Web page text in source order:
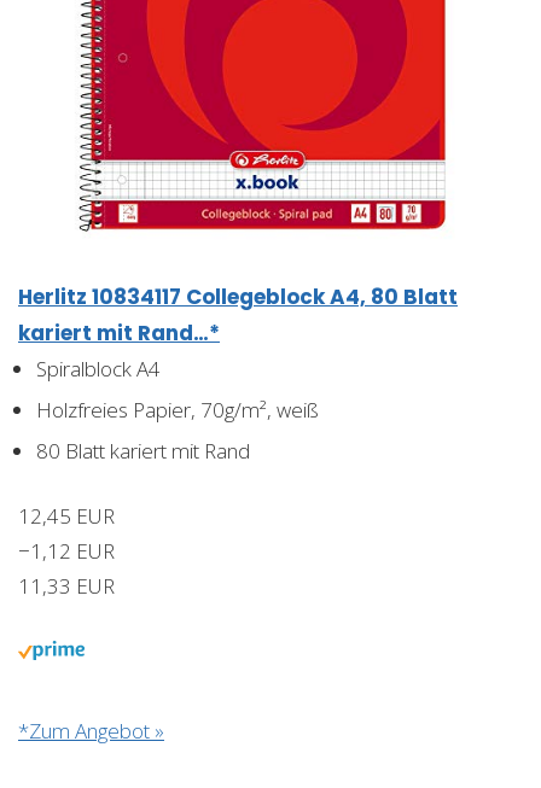
Herlitz 10834117 Collegeblock A4, 80 Blatt
kariert mit Rand…*
Spiralblock A4
Holzfreies Papier, 70g/m², weiß
80 Blatt kariert mit Rand
12,45 EUR
−1,12 EUR
11,33 EUR
*Zum Angebot »